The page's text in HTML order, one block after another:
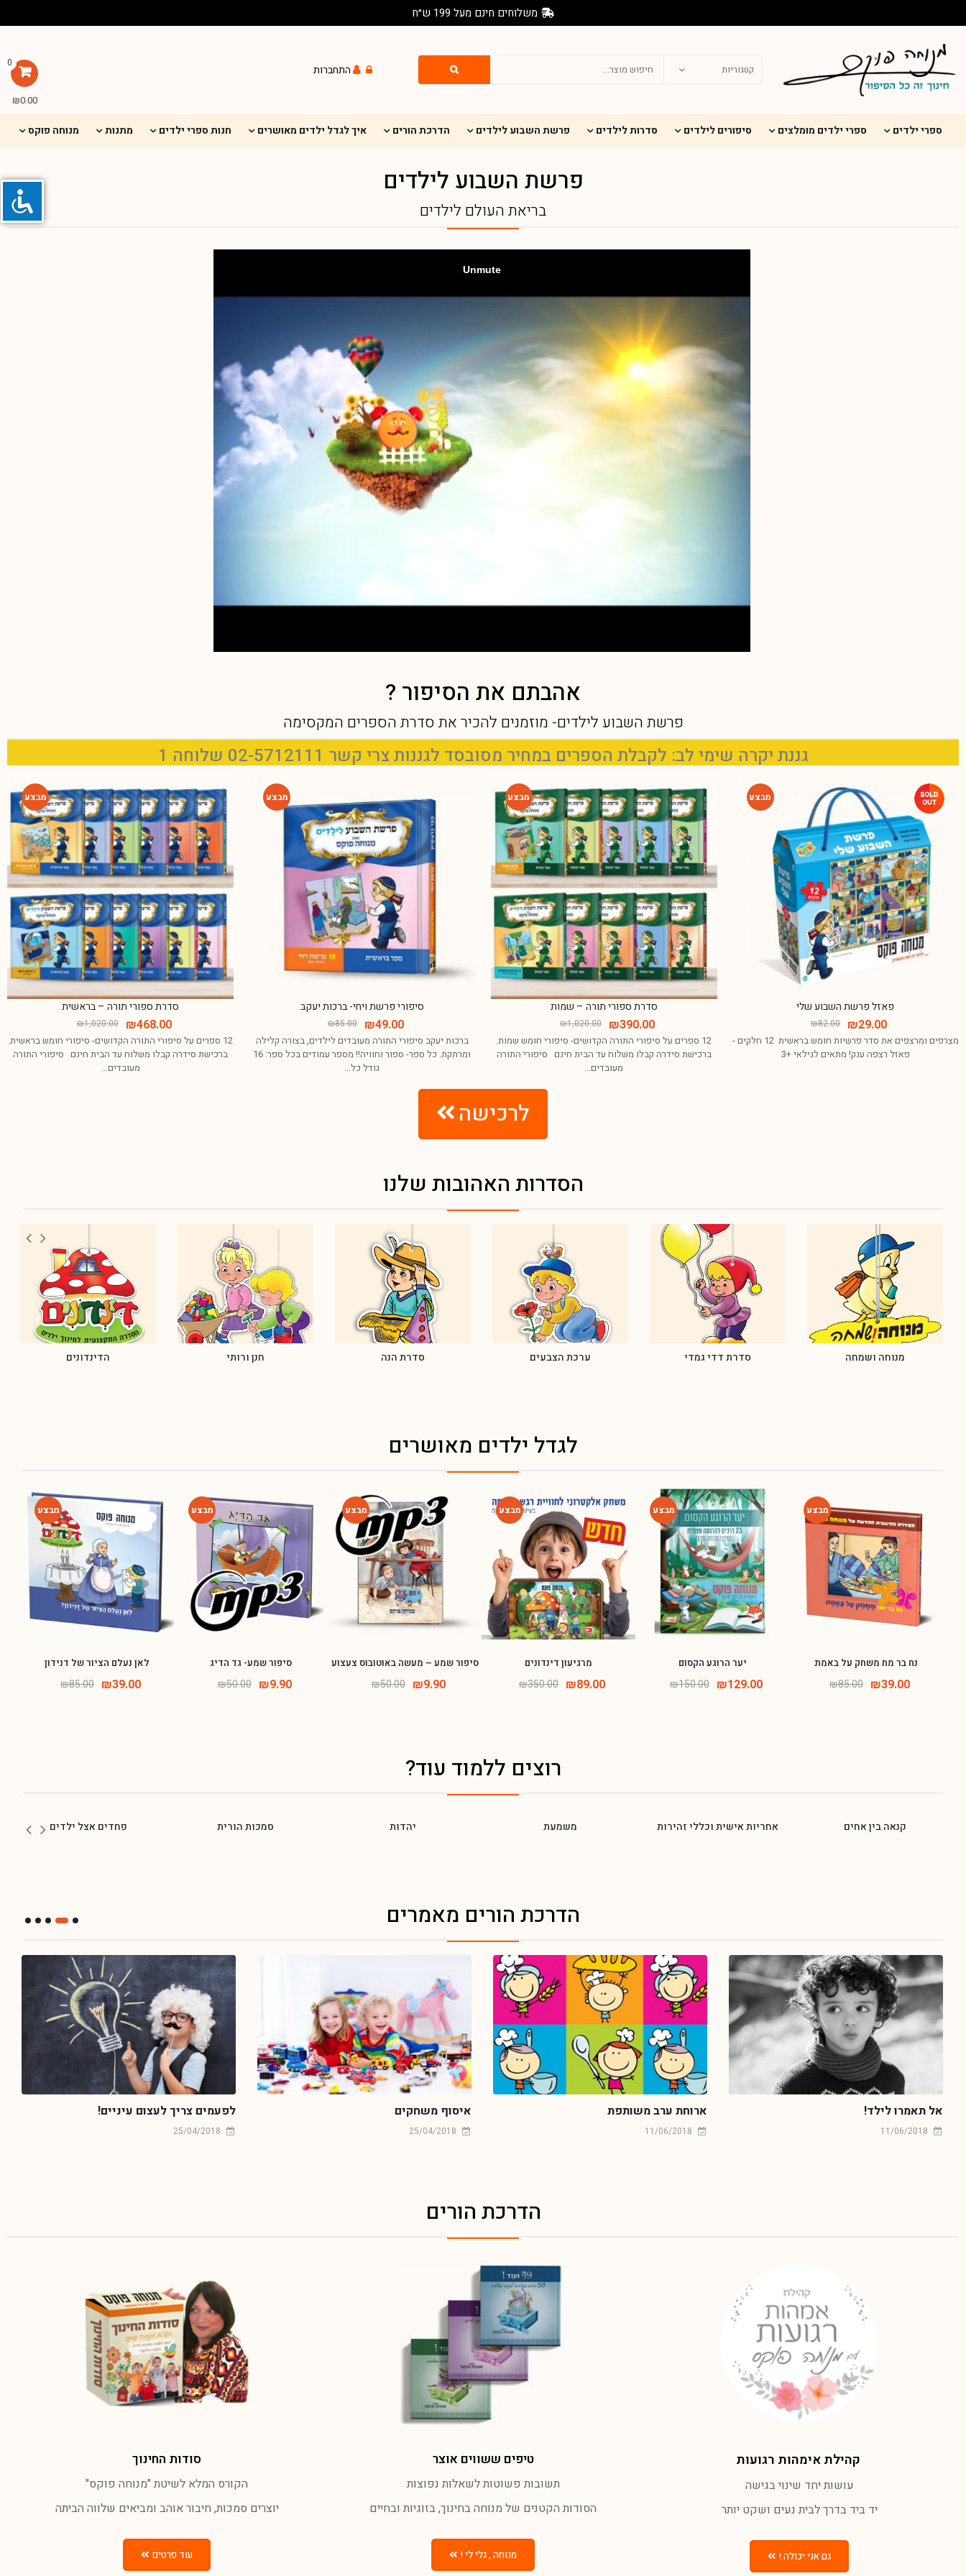
משלוחים חינם מעל 199 ש״ח
התחברות 0
₪0.00
ספרי ילדים
ספרי ילדים מומלצים סיפורים לילדים סדרות לילדים פרשת השבוע לילדים הדרכת הורים איך לגדל ילדים מאושרים חנות ספרי ילדים מתנות מנוחה פוקס
פרשת השבוע לילדים
בריאת העולם לילדים
אהבתם את הסיפור ?
פרשת השבוע לילדים- מוזמנים להכיר את סדרת הספרים המקסימה
גננת יקרה שימי לב: לקבלת הספרים במחיר מסובסד לגננות צרי קשר 02-5712111 שלוחה 1
פאזל פרשת השבוע שלי
₪82.00 ₪29.00
מצרפים ומרצפים את סדר פרשיות חומש בראשית 12
חלקים - פאזל רצפה ענק! מתאים לגילאי +3
-62%
סדרת ספורי תורה – שמות
₪1,020.00 ₪390.00
12 ספרים על סיפורי התורה הקדושים- סיפורי חומש
שמות. ברכישת סידרה קבלו משלוח עד הבית חינם
סיפורי התורה מעובדים…
סיפורי פרשת ויחי- ברכות יעקב
₪85.00 ₪49.00
ברכות יעקב סיפורי התורה מעובדים לילדים, בצורה קלילה
ומרתקת. כל ספר- ספור וחוויה!! מספר עמודים בכל ספר:
16 גודל כל…
-54%
סדרת ספורי תורה – בראשית
₪1,020.00 ₪468.00
12 ספרים על סיפורי התורה הקדושים- סיפורי חומש
בראשית. ברכישת סידרה קבלו משלוח עד הבית חינם
סיפורי התורה מעובדים…
לרכישה
הסדרות האהובות שלנו
הדינדונים חנן ורותי סדרת הנה ערכת הצבעים סדרת דדי גמדי מנוחה ושמחה
לגדל ילדים מאושרים
-54%
לאן נעלם הציור של דנידון
₪85.00 ₪39.00
-80%
סיפור שמע- גד הדיג
₪50.00 ₪9.90
-80%
סיפור שמע – מעשה באוטובוס צעצוע
₪50.00 ₪9.90
מרגיעון דינדונים
₪350.00 ₪89.00
יער הרוגע הקסום
₪150.00 ₪ 129.00
נח בר מח משחק על באמת
₪85.00 ₪39.00
רוצים ללמוד עוד?
פחדים אצל ילדים סמכות הורית יהדות משמעת אחריות אישית וכללי זהירות קנאה בין אחים
הדרכת הורים מאמרים
לפעמים צריך לעצום עיניים! איסוף משחקים ארוחת ערב משותפת אל תאמרו לילד!
הדרכת הורים
קהילת אימהות רגועות
עושות יחד שינוי בגישה
יד ביד בדרך לבית נעים ושקט יותר
גם אני יכולה !
טיפים ששווים אוצר
תשובות פשוטות לשאלות נפוצות
הסודות הקטנים של מנוחה בחינוך, בזוגיות ובחיים
מנוחה , גלי לי !
סודות החינוך
הקורס המלא לשיטת "מנוחה פוקס"
יוצרים סמכות, חיבור אוהב ומביאים שלווה הביתה
מזמינה אתכם להצטרף למועדון הלקוחות שלי!
הכניסו פרטים וקבלו מתנה 10% הנחה לרכישה הראשונה באתר
+1
אישור קבלת דיוור ועדכונים באמצעות אימייל או הודעות סמס